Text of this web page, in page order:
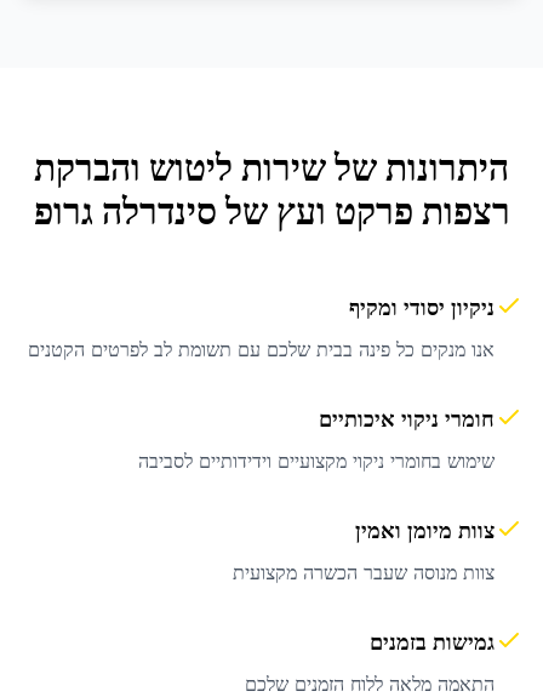
היתרונות של שירות ליטוש והברקת
רצפות פרקט ועץ של סינדרלה גרופ
ניקיון יסודי ומקיף
אנו מנקים כל פינה בבית שלכם עם תשומת לב לפרטים הקטנים
חומרי ניקוי איכותיים
שימוש בחומרי ניקוי מקצועיים וידידותיים לסביבה
צוות מיומן ואמין
צוות מנוסה שעבר הכשרה מקצועית
גמישות בזמנים
התאמה מלאה ללוח הזמנים שלכם